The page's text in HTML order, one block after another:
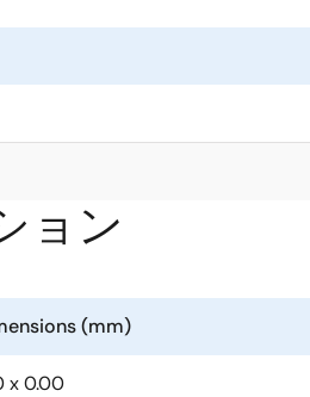
ョン
(mm)
x 0.00